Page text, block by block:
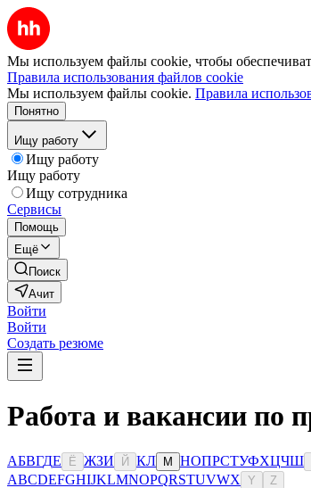
Мы используем файлы cookie, чтобы
Правила использования файлов cookie
Мы используем файлы cookie. Правила
Понятно
Ищу работу
Ищу работу
Ищу работу
Ищу сотрудника
Сервисы
Помощь
Ещё
Поиск
Ачит
Войти
Войти
Создать резюме
Работа и вакансии по
АБВГДЕ Ё ЖЗИ Й КЛ М НОПРСТУФХЦЧШ
ABCDEFGHIJKLMNOPQRSTUVWX Y Z